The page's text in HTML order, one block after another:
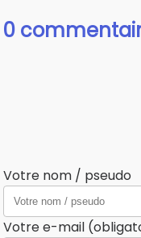
0
Votre nom / pseudo
Votre e-mail